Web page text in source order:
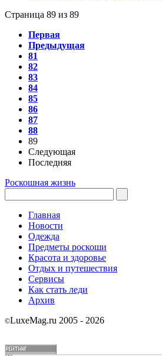
Страница 89 из 89
Первая
Предыдущая
81
82
83
84
85
86
87
88
89
Следующая
Последняя
Роскошная жизнь
Главная
Новости
Одежда
Предметы роскоши
Красота и здоровье
Отдых и путешествия
Сервисы
Как стать леди
Архив
©LuxeMag.ru 2005 - 2026